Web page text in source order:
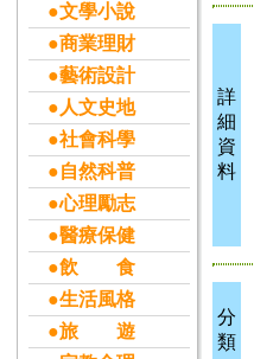
●文學小說
●商業理財
●藝術設計
●人文史地
●社會科學
●自然科普
●心理勵志
●醫療保健
●飲 食
●生活風格
●旅 遊
詳
細
資
料
分
類